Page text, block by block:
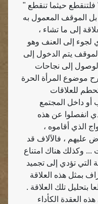
حيثما تنقطع "
الموقف المعمول به
إلى ما تشاء ،
إلى العنف وهو
يتم الدخول إلى
إلى نجاحات
موضوع المرأة الحرة
للعلاقات
داخل المجتمع
انفصلوا عن هذه
الذي أقاموه ،
، فالآلاف قد
وكذلك هناك امتناع
التي تؤدي إلى تجميد
بمثل هذه العلاقة
تلك العلاقة .
العقدة الكأداء